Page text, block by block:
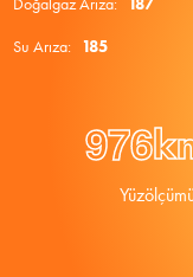
Su Arıza: 185
976